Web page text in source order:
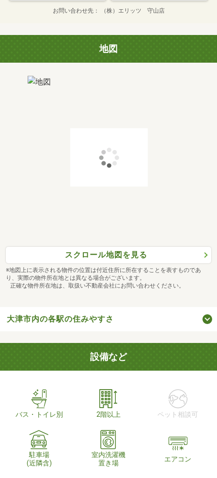
お問い合わせ先 （株）エリッツ 守山店
地図
スクロール地図を見る
※地図上に表示される物件の位置は付近住所に所在することを表すものであ
り、実際の物件所在地とは異なる場合がございます。
正確な物件所在地は、取扱い不動産会社にお問い合わせください。
大津市内の各駅の住みやすさ
設備など
バス・トイレ別 2階以上 ペット相談可
駐車場
(近隣含)
室内洗濯機
置き場
エアコン